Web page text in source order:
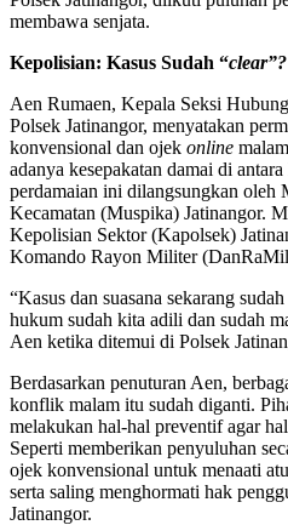
membawa senjata.
Kepolisian: Kasus Sudah “clear”?
Aen Rumaen, Kepala Seksi
Polsek Jatinangor, menyatakan
konvensional dan ojek online
adanya kesepakatan damai di
perdamaian ini dilangsungkan oleh
Kecamatan (Muspika) Jatinangor.
Kepolisian Sektor (Kapolsek)
Komando Rayon Militer
“Kasus dan suasana sekarang
hukum sudah kita adili dan sudah
Aen ketika ditemui di Polsek
Berdasarkan penuturan Aen,
konflik malam itu sudah diganti.
melakukan hal-hal preventif agar
Seperti memberikan penyuluhan
ojek konvensional untuk menaati
serta saling menghormati hak
Jatinangor.